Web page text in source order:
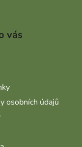
vás
osobních údajů